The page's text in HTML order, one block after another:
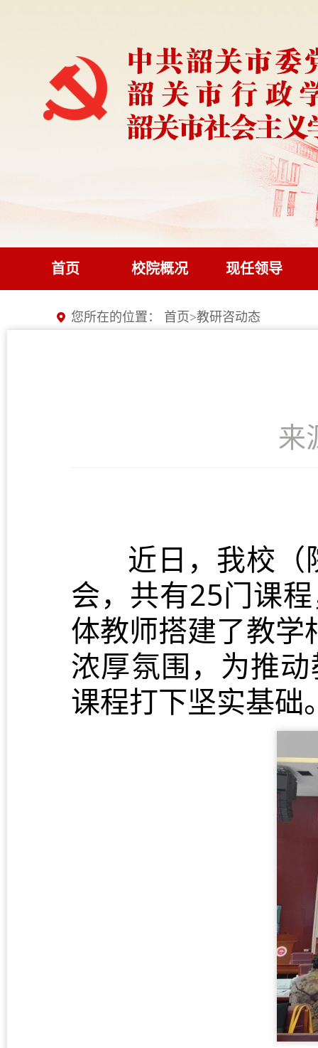
首页 校院概况 现任领导
您所在的位置： 首页>教研咨动态
来
近日，我校
会，共有25门课
体教师搭建了教学
浓厚氛围，为推
课程打下坚实基础